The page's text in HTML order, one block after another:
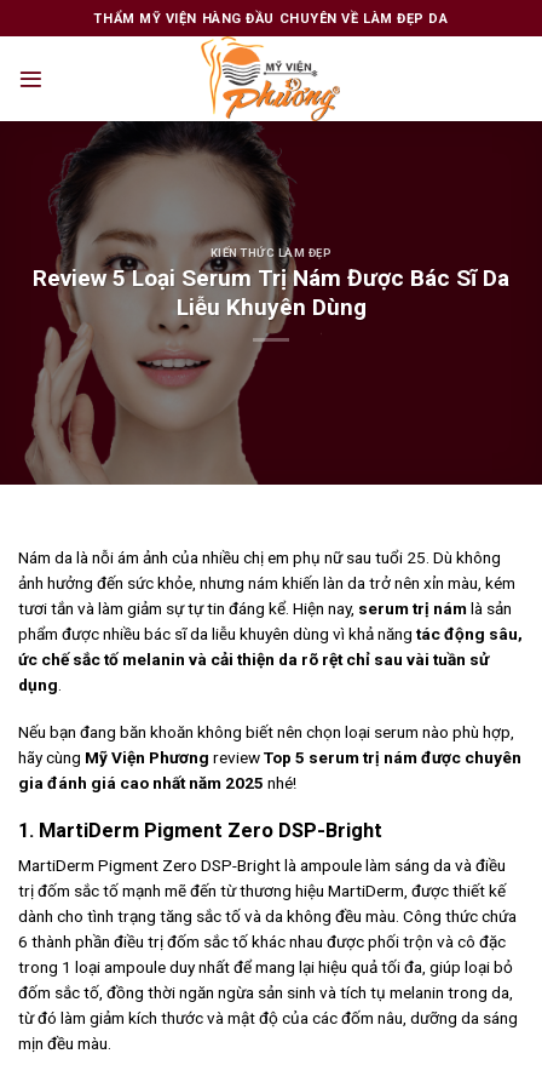
to
THẨM MỸ VIỆN HÀNG ĐẦU CHUYÊN VỀ LÀM ĐẸP DA
KIẾN THỨC LÀM ĐẸP
Review 5 Loại Serum Trị Nám Được Bác Sĩ Da
Liễu Khuyên Dùng
Nám da là nỗi ám ảnh của nhiều chị em phụ nữ sau tuổi 25. Dù không
ảnh hưởng đến sức khỏe, nhưng nám khiến làn da trở nên xỉn màu, kém
tươi tắn và làm giảm sự tự tin đáng kể. Hiện nay, serum trị námlà sản
phẩm được nhiều bác sĩ da liễu khuyên dùng vì khả năng tác động sâu,
ức chế sắc tố melanin và cải thiện da rõ rệt chỉ sau vài tuần sử
dụng.
Nếu bạn đang băn khoăn không biết nên chọn loại serum nào phù hợp,
hãy cùng Mỹ Viện Phương reviewTop 5 serum trị nám được chuyên
gia đánh giá cao nhất năm 2025 nhé!
1. MartiDerm Pigment Zero DSP-Bright
MartiDerm Pigment Zero DSP-Bright là ampoule làm sáng da và điều
trị đốm sắc tố mạnh mẽ đến từ thương hiệu MartiDerm, được thiết kế
dành cho tình trạng tăng sắc tố và da không đều màu. Công thức chứa
6 thành phần điều trị đốm sắc tố khác nhau được phối trộn và cô đặc
trong 1 loại ampoule duy nhất để mang lại hiệu quả tối đa, giúp loại bỏ
đốm sắc tố, đồng thời ngăn ngừa sản sinh và tích tụ melanin trong da,
từ đó làm giảm kích thước và mật độ của các đốm nâu, dưỡng da sáng
mịn đều màu.